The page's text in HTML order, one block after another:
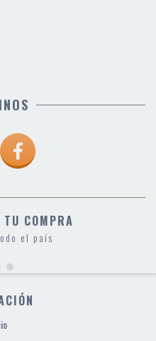
COMPRA
el país